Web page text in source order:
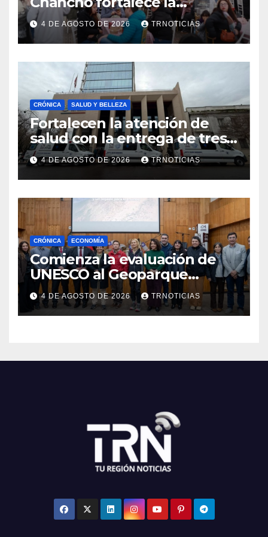
economía local con positivo
impacto en la hotelería y el
emprendimiento
4 DE AGOSTO DE 2026 TRNOTICIAS
CRÓNICA SALUD Y BELLEZA
Fortalecen la atención de
salud con la entrega de tres
nuevas ambulancias para
Cauquenes y Sagrada Familia
4 DE AGOSTO DE 2026 TRNOTICIAS
CRÓNICA ECONOMÍA
Comienza la evaluación de
UNESCO al Geoparque
Aspirante Pillanmapu en el
Maule
4 DE AGOSTO DE 2026 TRNOTICIAS